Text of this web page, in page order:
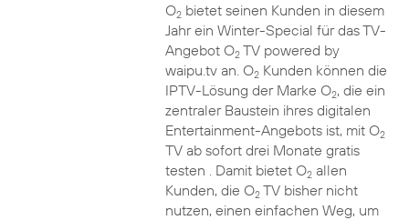
O2bietet seinen Kunden in diesem
Jahr ein Winter-Special für das TV-
Angebot O2TV powered by
waipu.tv an. O2Kunden können die
IPTV-Lösung der Marke O2, die ein
zentraler Baustein ihres digitalen
Entertainment-Angebots ist, mit O2
TV ab sofort drei Monate gratis
testen . Damit bietet O2allen
Kunden, die O2TV bisher nicht
nutzen, einen einfachen Weg, um